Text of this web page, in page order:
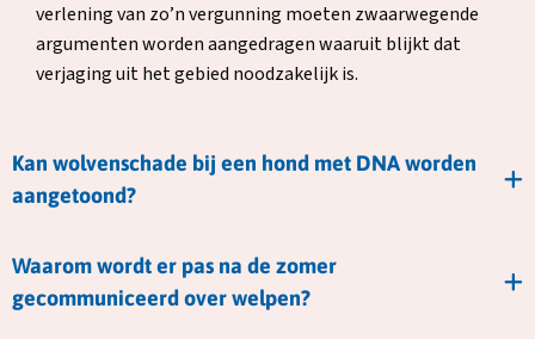
verlening van zo’n vergunning moeten zwaarwegende
argumenten worden aangedragen waaruit blijkt dat
verjaging uit het gebied noodzakelijk is.
Kan wolvenschade bij een hond met DNA worden
aangetoond?
Waarom wordt er pas na de zomer
gecommuniceerd over welpen?